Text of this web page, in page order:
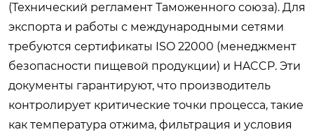
(Технический регламент Таможенного союза). Для
экспорта и работы с международными сетями
требуются сертификаты ISO 22000 (менеджмент
безопасности пищевой продукции) и HACCP. Эти
документы гарантируют, что производитель
контролирует критические точки процесса, такие
как температура отжима, фильтрация и условия